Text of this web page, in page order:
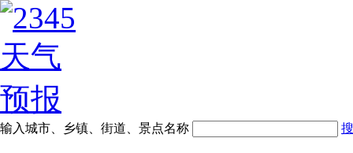
输入城市、乡镇、街道、景点名称